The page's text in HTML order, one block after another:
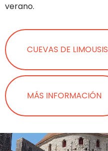
verano.
CUEVAS DE LIMOUSIS
MÁS INFORMACIÓN